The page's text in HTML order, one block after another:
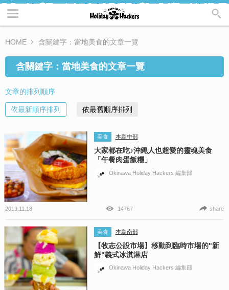
HOME 含關鍵字：當地美食的文章一覽
含關鍵字：當地美食的文章一覽
文章的排列順序
依最新順序排列 依最舊順序排列
美食 本島中部
大家都在吃♪沖繩人也超愛的靈魂美食
「午餐肉蛋飯糰」
Okinawa Holiday Hackers 編集部
2019.11.18 14767 share
美食 本島南部
【牧志公設市場】移動到臨時市場的"新
鮮"義式冰淇淋店
Okinawa Holiday Hackers 編集部